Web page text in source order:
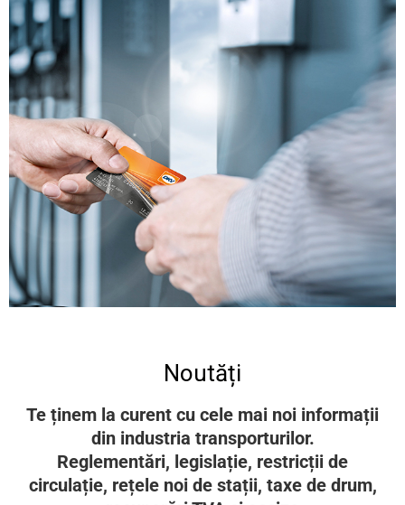
Lorem ipsum dolor sit amet consectetur adipiscing elit
Lorem ipsum dolor sit amet consectetur adipiscing elit
Click Here
Noutăți
Te ținem la curent cu cele mai noi informații
din industria transporturilor.
Reglementări, legislație, restricții de
circulație, rețele noi de stații, taxe de drum,